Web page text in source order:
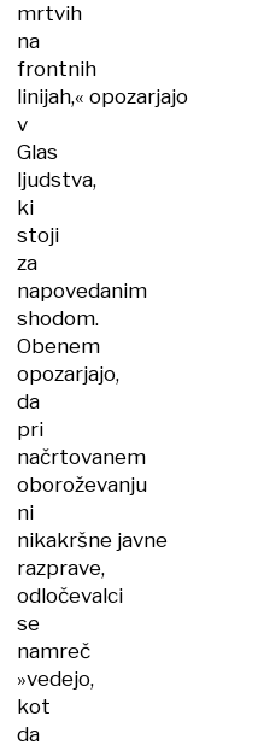
mrtvih
na
frontnih
linijah,« opozarjajo
v
Glas
ljudstva,
ki
stoji
za
napovedanim
shodom.
Obenem
opozarjajo,
da
pri
načrtovanem
oboroževanju
ni
nikakršne javne
razprave,
odločevalci
se
namreč
»vedejo,
kot
da